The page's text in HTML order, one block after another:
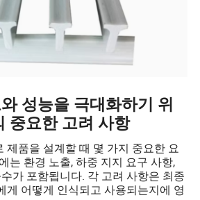
성능을 극대화하기 위
중요한 고려 사항
제품을 설계할 때 몇 가지 중요한 요
는 환경 노출, 하중 지지 요구 사항,
가 포함됩니다. 각 고려 사항은 최종
게 어떻게 인식되고 사용되는지에 영